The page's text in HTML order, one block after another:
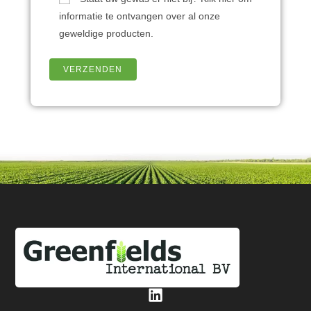
informatie te ontvangen over al onze
geweldige producten.